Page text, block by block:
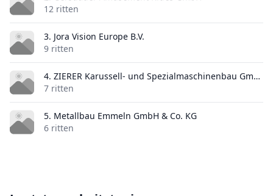
12 ritten
3. Jora Vision Europe B.V.
9 ritten
4. ZIERER Karussell- und Spezialmaschinenbau GmbH & Co. KG
7 ritten
5. Metallbau Emmeln GmbH & Co. KG
6 ritten